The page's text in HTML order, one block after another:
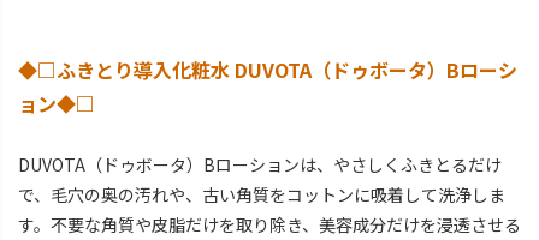
◆□ふきとり導入化粧水 DUVOTA（ドゥボータ）Bローシ
ョン◆□
DUVOTA（ドゥボータ）Bローションは、やさしくふきとるだけ
で、毛穴の奥の汚れや、古い角質をコットンに吸着して洗浄しま
す。不要な角質や皮脂だけを取り除き、美容成分だけを浸透させる